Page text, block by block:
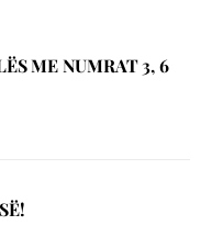
ME NUMRAT 3, 6